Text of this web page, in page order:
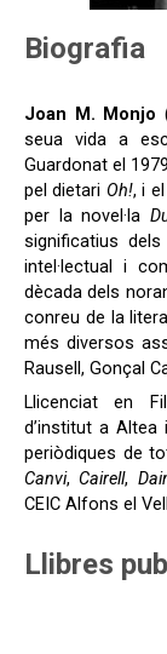
Biografia
Joan M. Monjo
seua vida a
Guardonat el
pel dietari Oh!, i
per la novel·la
significatius
intel·lectual i
dècada dels
conreu de la
més diversos
Rausell, Gonçal
Llicenciat en
d’institut a Altea
periòdiques de
Canvi, Cairell,
CEIC Alfons el
Llibres